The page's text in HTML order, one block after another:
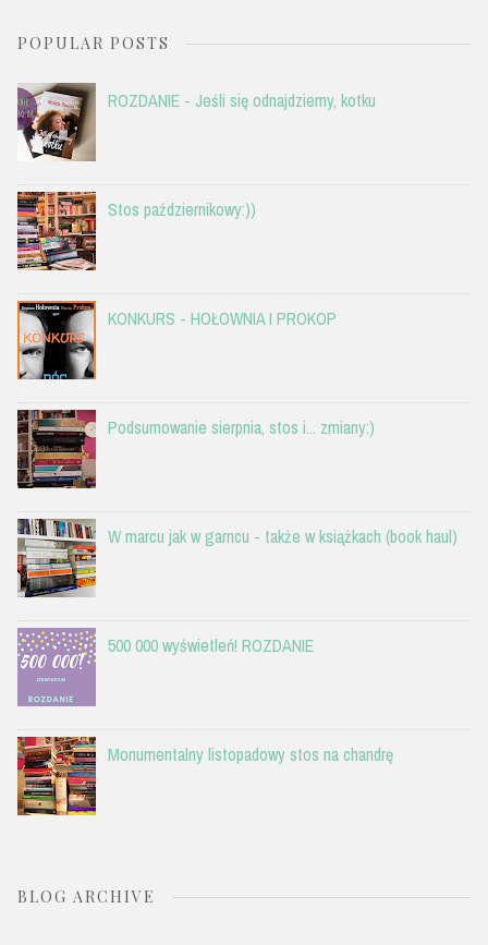
POPULAR POSTS
ROZDANIE - Jeśli się odnajdziemy, kotku
Stos październikowy:))
KONKURS - HOŁOWNIA I PROKOP
Podsumowanie sierpnia, stos i... zmiany:)
W marcu jak w garncu - także w książkach (book haul)
500 000 wyświetleń! ROZDANIE
Monumentalny listopadowy stos na chandrę
BLOG ARCHIVE